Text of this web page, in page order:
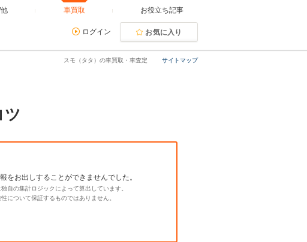
車買取 お役立ち記事
ログイン お気に入り
サイトマップ
スモ（タタ）の車買取・車査定
ツ
をお出しすることができませんでした。
自の集計ロジックによって算出しています。
について保証するものではありません。